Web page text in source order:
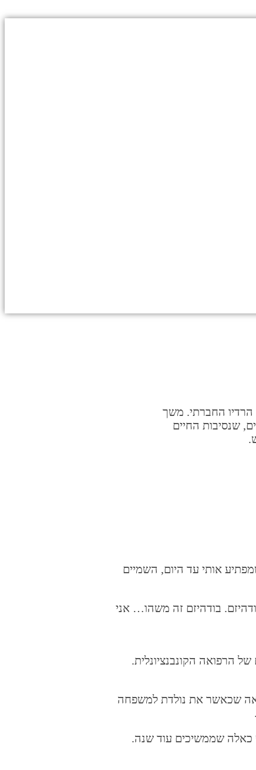
הרדיו החברתי. משך
שנסיבות החיים
אותי עד היום, השמיים
בודהיזם זה משהו… אני
הרפואה הקונבנציונלית.
שכאשר את נולדת למשפחה
להתקדם, יש כאלה שממשיכים עוד שנה.